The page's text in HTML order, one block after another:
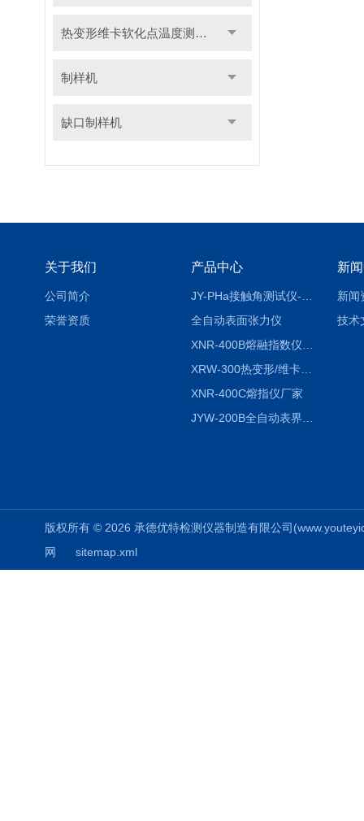
热变形维卡软化点温度测定仪
制样机
缺口制样机
关于我们
公司简介
荣誉资质
产品中心
全自动表面张力仪
XRW-300热变形/维卡软化点温度测定仪
XNR-400C熔指仪厂家
新
新闻
技术
版权所有 © 2026 承德优特检测仪器制造有限公司
网
sitemap.xml